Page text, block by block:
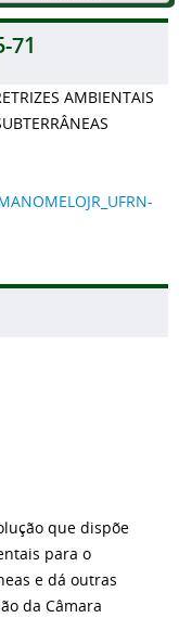
71
AMBIENTAIS
que dispõe
para o
e dá outras
da Câmara